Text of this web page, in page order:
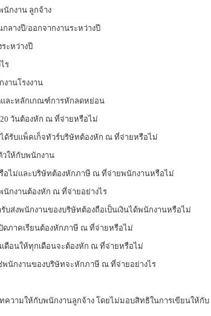
กงาน ลูกจ้าง
ลางปี/ออกจากงานระหว่างปี
ะหว่างปี
ร
านโรงงาน
และหลักเกณฑ์การหักลดหย่อน
วันต้องหัก ณ ที่จ่ายหรือไม่
ด้รับแพ็คเก็จทัวร์บริษัทต้องหัก ณ ที่จ่ายหรือไม่
ให้กับพนักงาน
อไม่และบริษัทต้องหักภาษี ณ ที่จ่ายพนักงานหรือไม่
นักงานต้องหัก ณ ที่จ่ายอย่างไร
ส่งพนักงานของบริษัทต้องถือเป็นเงินได้พนักงานหรือไม่
ดภาคเรียนต้องหักภาษี ณ ที่จ่ายหรือไม่
เดือนให้ทุกเดือนจะต้องหัก ณ ที่จ่ายหรือไม่
นักงานของบริษัทจะหักภาษี ณ ที่จ่ายอย่างไร
วามให้กับพนักงานลูกจ้าง โดยไม่มอบสิทธิในการเขียนให้กับ